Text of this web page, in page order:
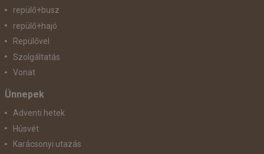
repülő+busz
repülő+hajó
Repülővel
Szolgáltatás
Vonat
Ünnepek
Adventi hetek
Húsvét
Karácsonyi utazás